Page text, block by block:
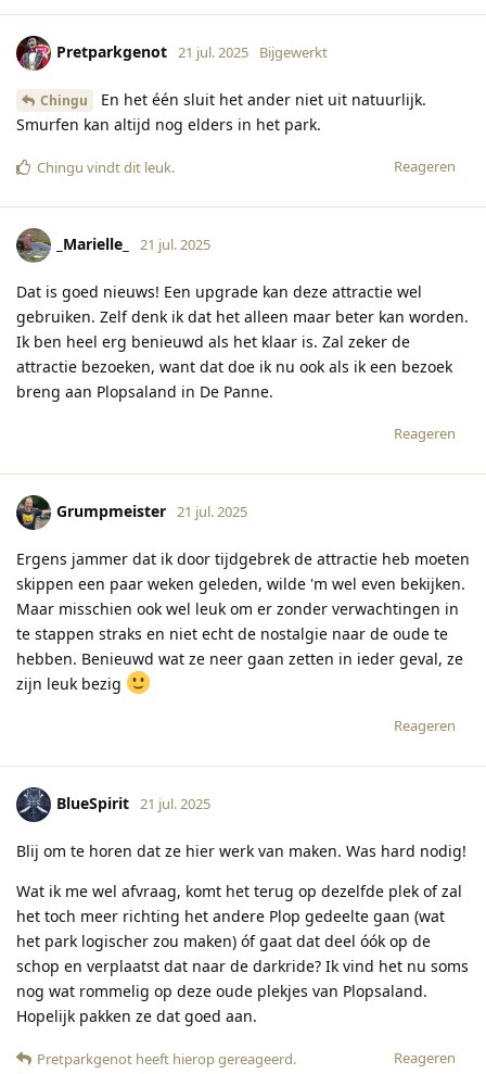
Pretparkgenot 21 jul. 2025 Bijgewerkt
Chingu
En het één sluit het ander niet uit natuurlijk.
Smurfen kan altijd nog elders in het park.
Reageren
Chingu vindt dit leuk.
_Marielle_ 21 jul. 2025
Dat is goed nieuws! Een upgrade kan deze attractie wel
gebruiken. Zelf denk ik dat het alleen maar beter kan worden.
Ik ben heel erg benieuwd als het klaar is. Zal zeker de
attractie bezoeken, want dat doe ik nu ook als ik een bezoek
breng aan Plopsaland in De Panne.
Reageren
Grumpmeister 21 jul. 2025
Ergens jammer dat ik door tijdgebrek de attractie heb moeten
skippen een paar weken geleden, wilde 'm wel even bekijken.
Maar misschien ook wel leuk om er zonder verwachtingen in
te stappen straks en niet echt de nostalgie naar de oude te
hebben. Benieuwd wat ze neer gaan zetten in ieder geval, ze
zijn leuk bezig
Reageren
BlueSpirit 21 jul. 2025
Blij om te horen dat ze hier werk van maken. Was hard nodig!
Wat ik me wel afvraag, komt het terug op dezelfde plek of zal
het toch meer richting het andere Plop gedeelte gaan (wat
het park logischer zou maken) óf gaat dat deel óók op de
schop en verplaatst dat naar de darkride? Ik vind het nu soms
nog wat rommelig op deze oude plekjes van Plopsaland.
Hopelijk pakken ze dat goed aan.
Reageren
Pretparkgenot heeft hierop gereageerd.